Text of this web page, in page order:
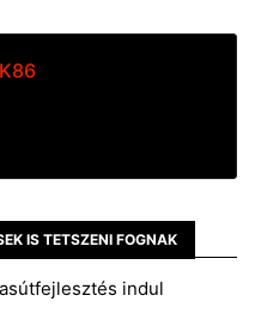
K86
IS TETSZENI FOGNAK
indul